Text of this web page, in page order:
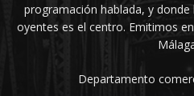
programación hablada, y
oyentes es el centro. Emitimos
Departamento